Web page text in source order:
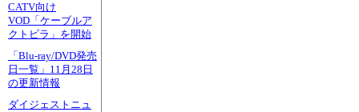
CATV向け
VOD「ケーブルア
クトビラ」を開始
「Blu-ray/DVD発売
日一覧」11月28日
の更新情報
ダイジェストニュ